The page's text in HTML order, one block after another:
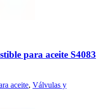
para aceite S4083
aceite, Válvulas y